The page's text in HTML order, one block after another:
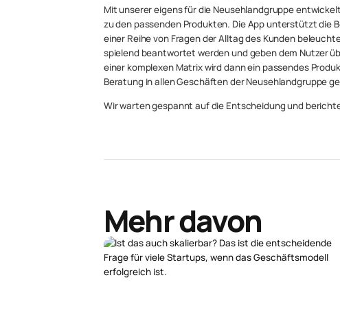
Mit unserer eigens für die Neusehlandgruppe
zu den passenden Produkten. Die App unterstützt die
einer Reihe von Fragen der Alltag des Kunden
spielend beantwortet werden und geben dem Nutzer
einer komplexen Matrix wird dann ein passendes
Beratung in allen Geschäften der Neusehlandgruppe
Wir warten gespannt auf die Entscheidung und
Mehr davon